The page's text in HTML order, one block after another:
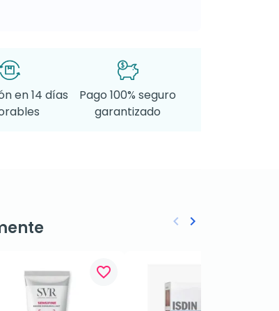
en 14 días
Pago 100% seguro
garantizado
favorite_border
Anterior
keyboard_arrow_left Siguiente
keyboard_arrow_right